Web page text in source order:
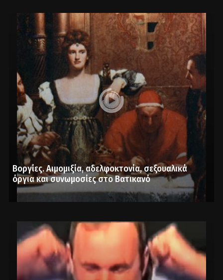
Βοργίες. Αιμομιξία, αδελφοκτονία, σεξουαλικά
όργια και συνωμοσίες στο Βατικανό